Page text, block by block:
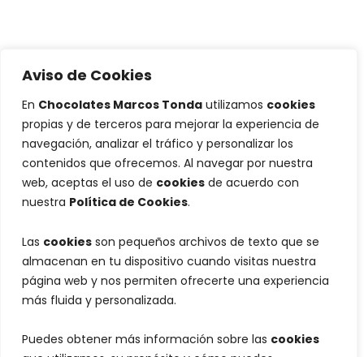
Aviso de Cookies
En Chocolates Marcos Tonda utilizamos cookies
propias y de terceros para mejorar la experiencia de
navegación, analizar el tráfico y personalizar los
contenidos que ofrecemos. Al navegar por nuestra
web, aceptas el uso de cookies de acuerdo con
nuestra Política de Cookies.
Las cookies son pequeños archivos de texto que se
almacenan en tu dispositivo cuando visitas nuestra
página web y nos permiten ofrecerte una experiencia
más fluida y personalizada.
Puedes obtener más información sobre las cookies